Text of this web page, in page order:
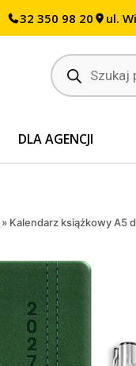
32 350 98 20 ul.
Wyszukiwarka
produktów
DLA AGENCJI
» Kalendarz książkowy A5